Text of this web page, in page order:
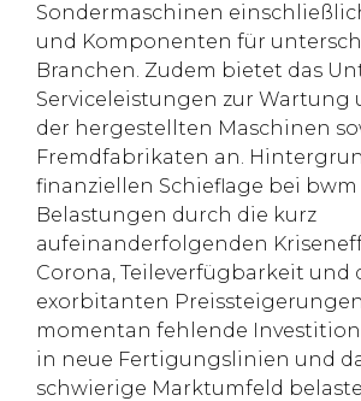
Sondermaschinen
und Komponenten für
Branchen. Zudem bietet das
Serviceleistungen zur Wartung
der hergestellten Maschinen
Fremdfabrikaten an.
finanziellen Schieflage bei bwm
Belastungen durch die kurz
aufeinanderfolgenden
Corona, Teileverfügbarkeit und
exorbitanten
momentan fehlende
in neue Fertigungslinien und
schwierige Marktumfeld